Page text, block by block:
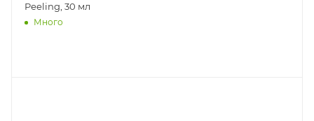
Peeling, 30 мл
Много